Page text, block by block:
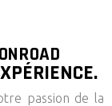
passion de la